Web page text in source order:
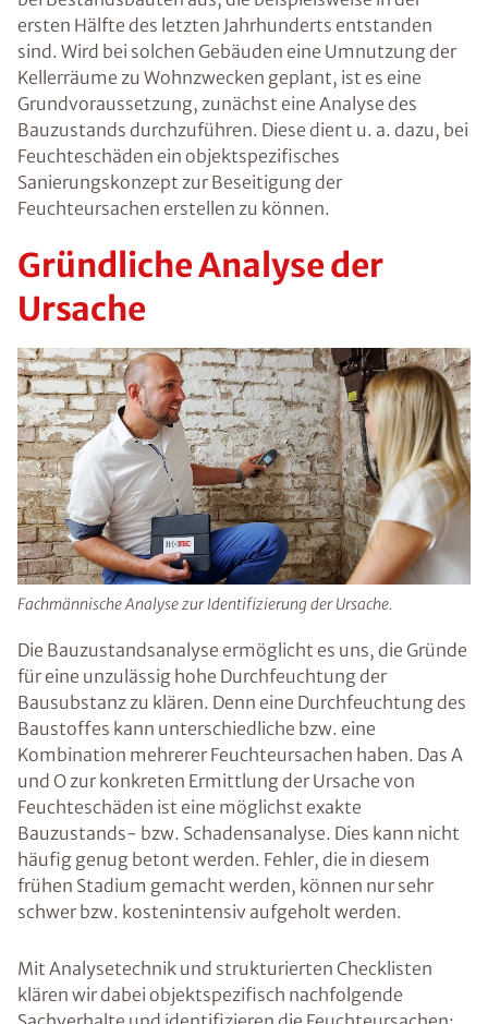
ersten Hälfte des letzten Jahrhunderts entstanden
sind. Wird bei solchen Gebäuden eine Umnutzung der
Kellerräume zu Wohnzwecken geplant, ist es eine
Grundvoraussetzung, zunächst eine Analyse des
Bauzustands durchzuführen. Diese dient u. a. dazu, bei
Feuchteschäden ein objektspezifisches
Sanierungskonzept zur Beseitigung der
Feuchteursachen erstellen zu können.
Gründliche Analyse der
Ursache
Fachmännische Analyse zur Identifizierung der Ursache.
Die Bauzustandsanalyse ermöglicht es uns, die Gründe
für eine unzulässig hohe Durchfeuchtung der
Bausubstanz zu klären. Denn eine Durchfeuchtung des
Baustoffes kann unterschiedliche bzw. eine
Kombination mehrerer Feuchteursachen haben. Das A
und O zur konkreten Ermittlung der Ursache von
Feuchteschäden ist eine möglichst exakte
Bauzustands- bzw. Schadensanalyse. Dies kann nicht
häufig genug betont werden. Fehler, die in diesem
frühen Stadium gemacht werden, können nur sehr
schwer bzw. kostenintensiv aufgeholt werden.
Mit Analysetechnik und strukturierten Checklisten
klären wir dabei objektspezifisch nachfolgende